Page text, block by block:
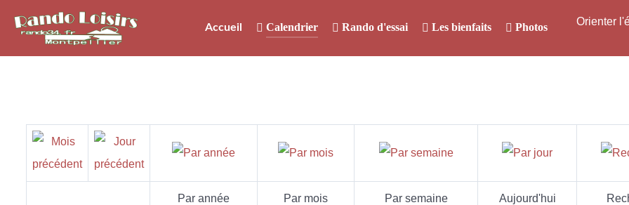
Accueil Calendrier Rando d'essai Les bienfaits Photos Orienter
Par année Par mois Par semaine Aujourd'hui